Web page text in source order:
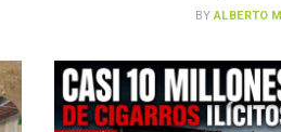
BYALBERTO